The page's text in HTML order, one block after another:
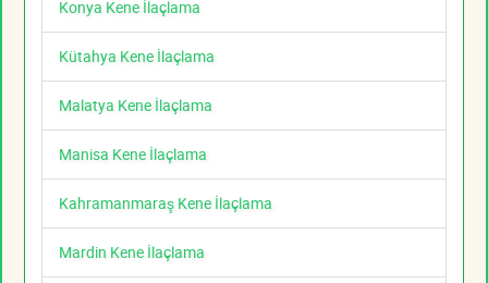
Konya Kene İlaçlama
Kütahya Kene İlaçlama
Malatya Kene İlaçlama
Manisa Kene İlaçlama
Kahramanmaraş Kene İlaçlama
Mardin Kene İlaçlama